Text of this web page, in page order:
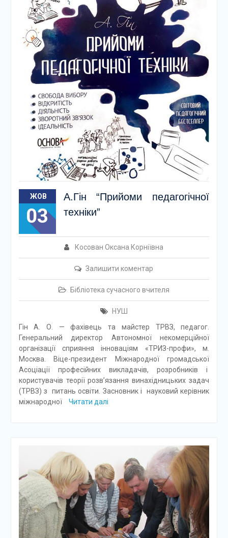
ЖОВ
03
А.Гін “Прийоми педагогічної
техніки”
Косован Оксана Корніївна
Залишити коментар
Бібліотека сучасного вчителя
НУШ
Гін А. О. — фахівець та майстер ТРВЗ, педагог.
Генеральний директор Автономної некомерційної
організації сприяння інноваціям «ТРИЗ-профи», м.
Москва. Віце-президент Міжнародної громадської
Асоціації професійних викладачів, розробників і
користувачів теорії розв’язання винахідницьких задач
(ТРВЗ) з питань освіти. Засновник і науковий керівник
міжнародної
Читати далі